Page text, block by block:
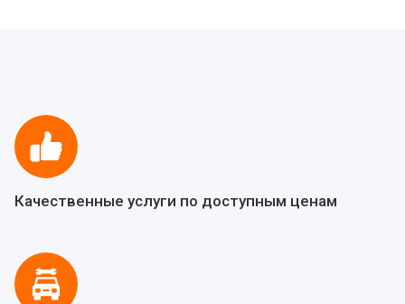
Качественные услуги по доступным ценам